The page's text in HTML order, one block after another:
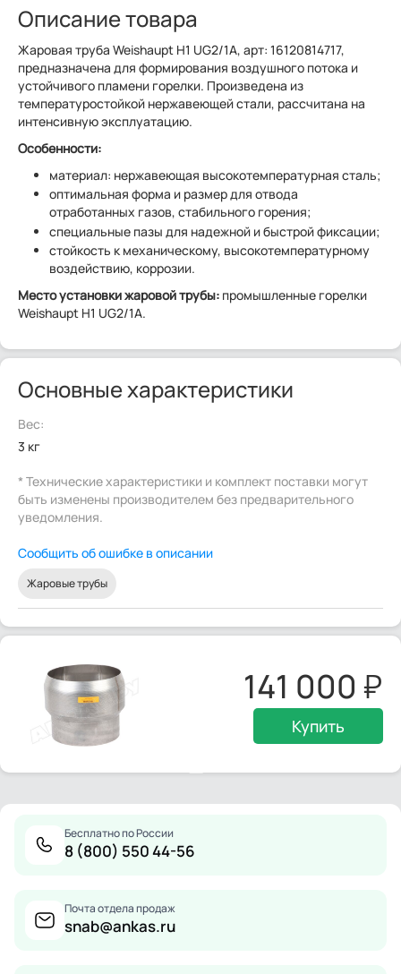
Описание товара
Жаровая труба Weishaupt H1 UG2/1A, арт: 16120814717,
предназначена для формирования воздушного потока и
устойчивого пламени горелки. Произведена из
температуростойкой нержавеющей стали, рассчитана на
интенсивную эксплуатацию.
Особенности:
материал: нержавеющая высокотемпературная сталь;
оптимальная форма и размер для отвода
отработанных газов, стабильного горения;
специальные пазы для надежной и быстрой фиксации;
стойкость к механическому, высокотемпературному
воздействию, коррозии.
Место установки жаровой трубы: промышленные горелки
Weishaupt H1 UG2/1A.
Основные характеристики
Вес:
3 кг
* Технические характеристики и комплект поставки могут
быть изменены производителем без предварительного
уведомления.
Сообщить об ошибке в описании
Жаровые трубы
141 000
Купить
Бесплатно по России
8 (800) 550 44-56
Почта отдела продаж
snab@ankas.ru